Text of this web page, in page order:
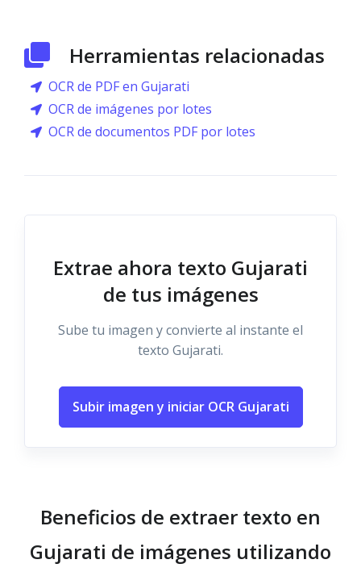
Herramientas relacionadas
OCR de PDF en Gujarati
OCR de imágenes por lotes
OCR de documentos PDF por lotes
Extrae ahora texto Gujarati
de tus imágenes
Sube tu imagen y convierte al instante el
texto Gujarati.
Subir imagen y iniciar OCR Gujarati
Beneficios de extraer texto en
Gujarati de imágenes utilizando